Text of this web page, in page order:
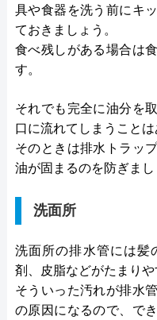
具や食器を洗う前にキ
ておきましょう。
食べ残しがある場合は
す。
それでも完全に油分を
口に流れてしまうことは
そのときは排水トラッ
油が固まるのを防ぎまし
洗面所
洗面所の排水管には髪
剤、皮脂などがたまりや
そういった汚れが排水
の原因になるので、で